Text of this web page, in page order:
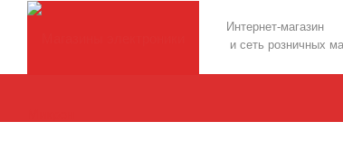
Интернет-магазин
и сеть розничных